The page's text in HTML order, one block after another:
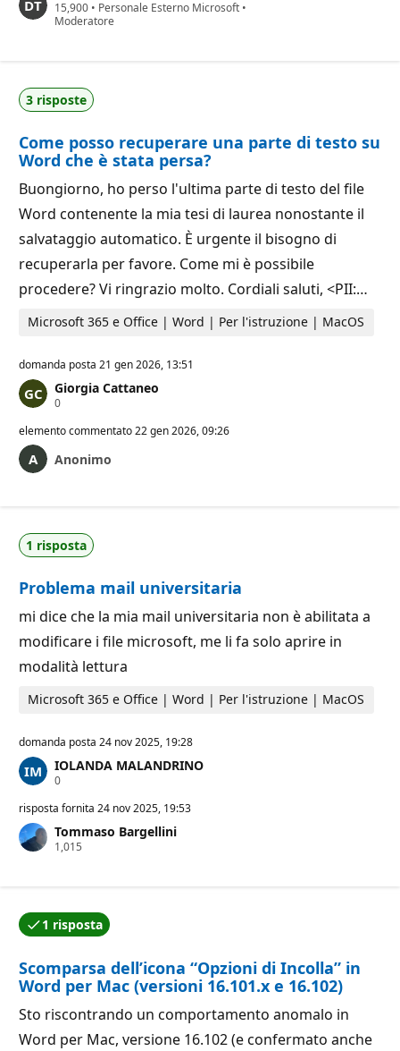
d
i
t
a
z
o
15,900 P
u
r
u
t
a
i
o
n
e
• Personale Esterno Microsoft •
Moderatore
3 risposte
Come posso recuperare una parte di testo su
Word che è stata persa?
Buongiorno, ho perso l'ultima parte di testo del file
Word contenente la mia tesi di laurea nonostante il
salvataggio automatico. È urgente il bisogno di
recuperarla per favore. Come mi è possibile
procedere? Vi ringrazio molto. Cordiali saluti, <PII:…
Microsoft 365 e Office | Word | Per l'istruzione | MacOS
domanda posta 21 gen 2026, 13:51
Giorgia Cattaneo
0P
n
i
d
u
t
i
n
elemento commentato22 gen 2026, 09:26
Anonimo
1 risposta
Problema mail universitaria
mi dice che la mia mail universitaria non è abilitata a
modificare i file microsoft, me li fa solo aprire in
modalità lettura
Microsoft 365 e Office | Word | Per l'istruzione | MacOS
domanda posta 24 nov 2025, 19:28
IOLANDA MALANDRINO
0P
n
i
d
u
t
a
i
o
risposta fornita 24 nov 2025, 19:53
Tommaso Bargellini
1,015
d
i
r
p
u
t
z
i
1 risposta
Una delle risposte è stata accettata dall'autore della
Scomparsa dell’icona “Opzioni di Incolla” in
Word per Mac (versioni 16.101.x e 16.102)
Sto riscontrando un comportamento anomalo in
Word per Mac, versione 16.102 (e confermato anche